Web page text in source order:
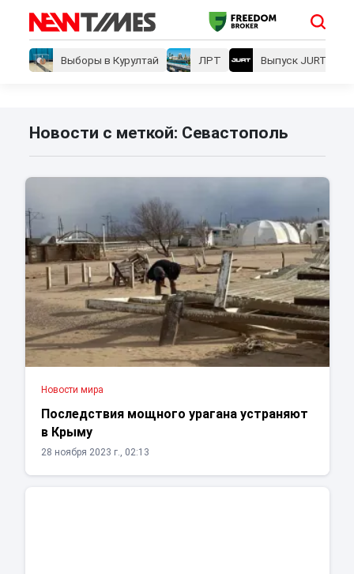
Выборы в Курултай ЛРТ Выпуск JURT
Новости с меткой: Севастополь
Новости мира
Последствия мощного урагана устраняют
в Крыму
28 ноября 2023 г., 02:13